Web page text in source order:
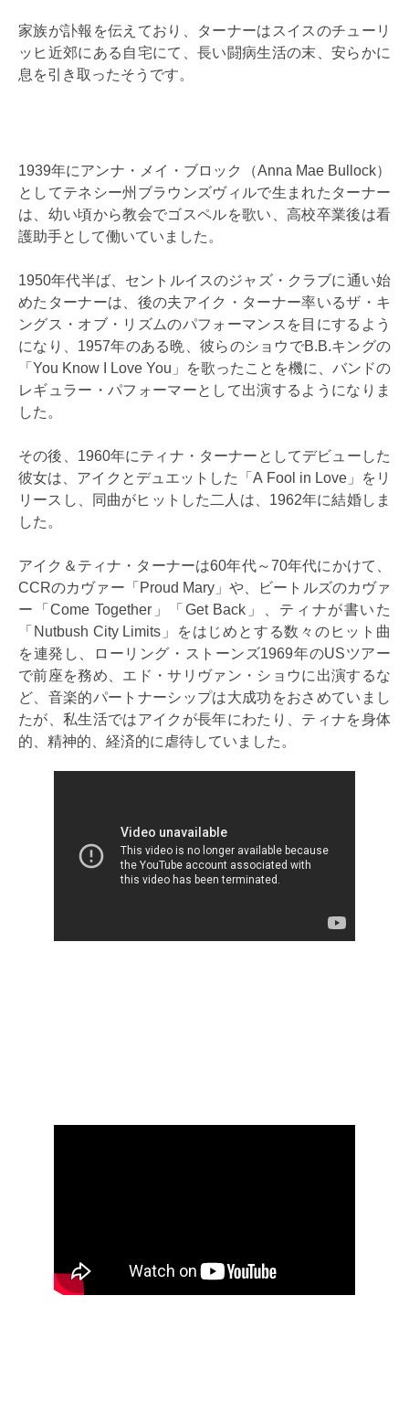
家族が訃報を伝えており、ターナーはスイスのチューリ
ッヒ近郊にある自宅にて、長い闘病生活の末、安らかに
息を引き取ったそうです。
1939年にアンナ・メイ・ブロック（Anna Mae Bullock）
としてテネシー州ブラウンズヴィルで生まれたターナー
は、幼い頃から教会でゴスペルを歌い、高校卒業後は看
護助手として働いていました。
1950年代半ば、セントルイスのジャズ・クラブに通い始
めたターナーは、後の夫アイク・ターナー率いるザ・キ
ングス・オブ・リズムのパフォーマンスを目にするよう
になり、1957年のある晩、彼らのショウでB.B.キングの
「You Know I Love You」を歌ったことを機に、バンドの
レギュラー・パフォーマーとして出演するようになりま
した。
その後、1960年にティナ・ターナーとしてデビューした
彼女は、アイクとデュエットした「A Fool in Love」をリ
リースし、同曲がヒットした二人は、1962年に結婚しま
した。
アイク＆ティナ・ターナーは60年代～70年代にかけて、
CCRのカヴァー「Proud Mary」や、ビートルズのカヴァ
ー「Come Together」「Get Back」、ティナが書いた
「Nutbush City Limits」をはじめとする数々のヒット曲
を連発し、ローリング・ストーンズ1969年のUSツアー
で前座を務め、エド・サリヴァン・ショウに出演するな
ど、音楽的パートナーシップは大成功をおさめていまし
たが、私生活ではアイクが長年にわたり、ティナを身体
的、精神的、経済的に虐待していました。